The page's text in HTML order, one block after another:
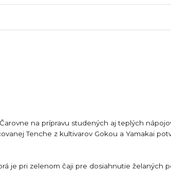
na prípravu studených aj teplých
Tenche z kultivarov Gokou a Yamakai
je pri zelenom čaji pre dosiahnutie želaných